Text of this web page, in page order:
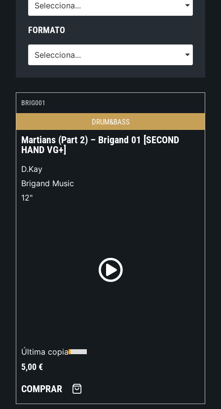
Selecciona...
FORMATO
Selecciona...
BRIG001
DRUM&BASS
Martians (Part 2) – Brigand 01 [SECOND
HAND VG+]
D.Kay
Brigand Music
12"
Última copia
5,00€
COMPRAR